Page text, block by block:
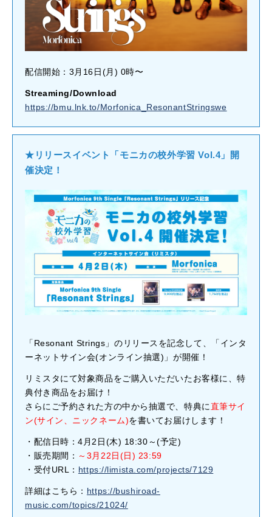
配信開始：3月16日(月) 0時〜
Streaming/Download
https://bmu.lnk.to/Morfonica_ResonantStringswe
★リリースイベント「モニカの校外学習 Vol.4」開
催決定！
「Resonant Strings」のリリースを記念して、「インタ
ーネットサイン会(オンライン抽選)」が開催！
リミスタにて対象商品をご購入いただいたお客様に、特
典付き商品をお届け！
さらにご予約された方の中から抽選で、特典に直筆サイ
ン(サイン、ニックネーム)を書いてお届けします！
・配信日時：4月2日(木) 18:30～(予定)
・販売期間： ～3月22日(日) 23:59
・受付URL： https://limista.com/projects/7129
詳細はこちら： https://bushiroad-
music.com/topics/21024/